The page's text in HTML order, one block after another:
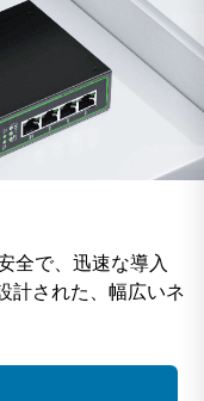
全で、迅速な導入
計された、幅広いネ